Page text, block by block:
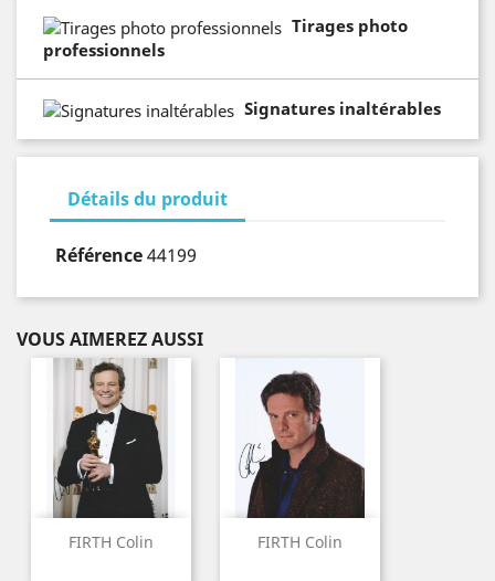
Tirages photo
professionnels
Signatures inaltérables
Détails du produit
Référence44199
VOUS AIMEREZ AUSSI
FIRTH Colin FIRTH Colin